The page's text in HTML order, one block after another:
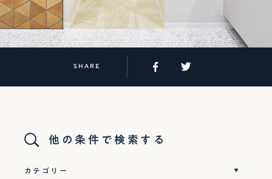
SHARE
他の条件で検索する